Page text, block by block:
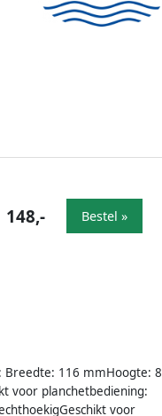
148,- Bestel »
Breedte: 116 mmHoogte: 8
voor planchetbediening:
voor